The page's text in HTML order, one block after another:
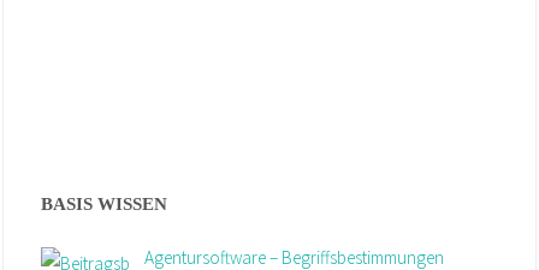
BASIS WISSEN
Agentursoftware – Begriffsbestimmungen